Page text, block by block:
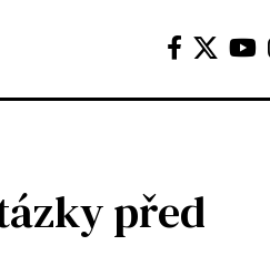
před